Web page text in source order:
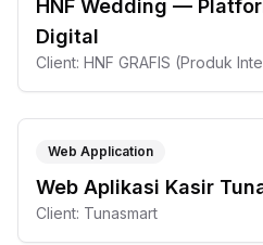
HNF Wedding —
Digital
Client: HNF GRAFIS (Produk
Web Application
Web Aplikasi Kasir
Client: Tunasmart